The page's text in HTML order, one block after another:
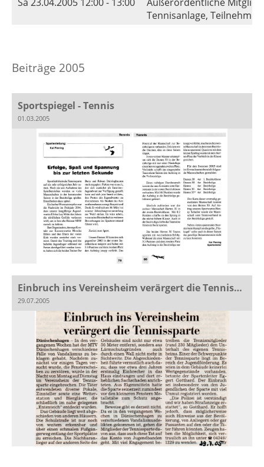
Tennisanlage,
Beiträge 2005
Sportspiegel - Tennis
01.03.2005
Einbruch ins Vereinsheim verärgert die Tennissparte
29.07.2005